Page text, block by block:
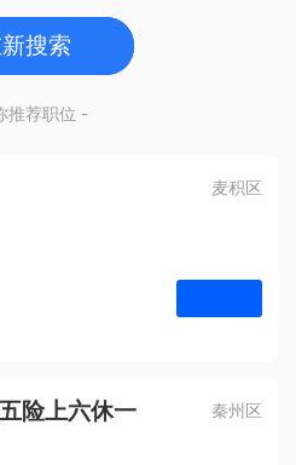
搜索
推荐职位 -
麦积区
险上六休一 秦州区